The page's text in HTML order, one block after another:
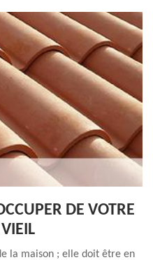
DE VOTRE
la maison ; elle doit être en